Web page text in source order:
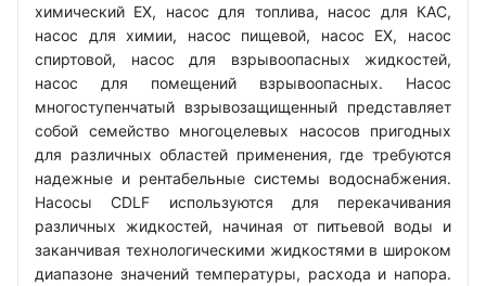
химический EX, насос для топлива, насос для КАС,
насос для химии, насос пищевой, насос EX, насос
спиртовой, насос для взрывоопасных жидкостей,
насос для помещений взрывоопасных. Насос
многоступенчатый взрывозащищенный представляет
собой семейство многоцелевых насосов пригодных
для различных областей применения, где требуются
надежные и рентабельные системы водоснабжения.
Насосы CDLF используются для перекачивания
различных жидкостей, начиная от питьевой воды и
заканчивая технологическими жидкостями в широком
диапазоне значений температуры, расхода и напора.